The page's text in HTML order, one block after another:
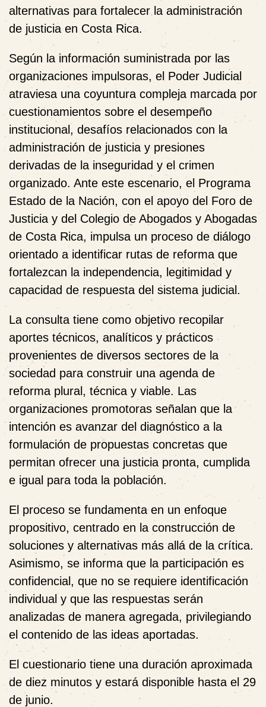
alternativas para fortalecer la administración
de justicia en Costa Rica.
Según la información suministrada por las
organizaciones impulsoras, el Poder Judicial
atraviesa una coyuntura compleja marcada por
cuestionamientos sobre el desempeño
institucional, desafíos relacionados con la
administración de justicia y presiones
derivadas de la inseguridad y el crimen
organizado. Ante este escenario, el Programa
Estado de la Nación, con el apoyo del Foro de
Justicia y delColegio de Abogados y Abogadas
de Costa Rica, impulsa un proceso de diálogo
orientado a identificar rutas de reforma que
fortalezcan la independencia, legitimidad y
capacidad de respuesta del sistema judicial.
La consulta tiene como objetivo recopilar
aportes técnicos, analíticos y prácticos
provenientes de diversos sectores de la
sociedad para construir una agenda de
reforma plural, técnica y viable. Las
organizaciones promotoras señalan que la
intención es avanzar del diagnóstico a la
formulación de propuestas concretas que
permitan ofrecer una justicia pronta, cumplida
e igual para toda la población.
El proceso se fundamenta en un enfoque
propositivo, centrado en la construcción de
soluciones y alternativas más allá de la crítica.
Asimismo, se informa que la participación es
confidencial, que no se requiere identificación
individual y que las respuestas serán
analizadas de manera agregada, privilegiando
el contenido de las ideas aportadas.
El cuestionario tiene una duración aproximada
de diez minutos y estará disponible hasta el 29
de junio.